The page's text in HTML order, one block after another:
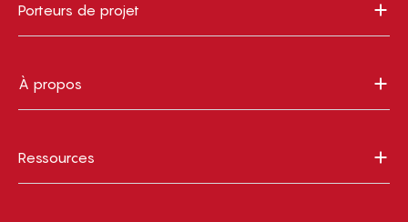
Porteurs de projet
À propos
Ressources